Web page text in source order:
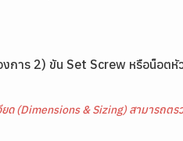
การ 2) ขัน Set Screw หรือน็อต
ด (Dimensions & Sizing) สามารถต